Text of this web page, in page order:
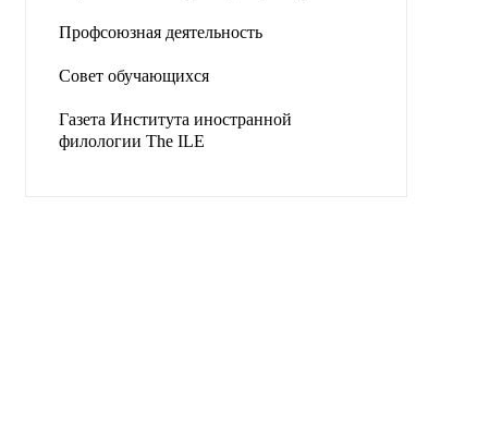
Профсоюзная деятельность
Совет обучающихся
Газета Института иностранной
филологии The ILE